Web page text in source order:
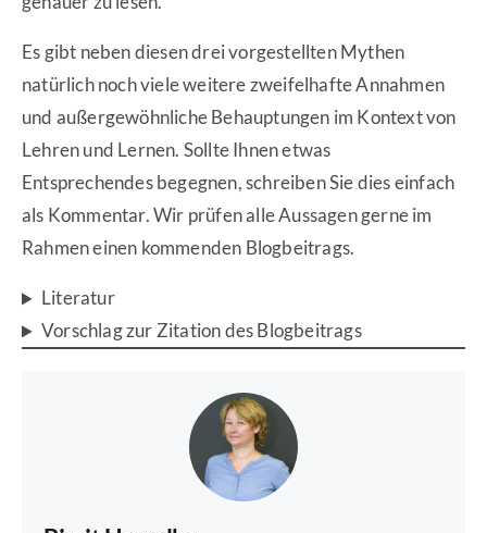
Es gibt neben diesen drei vorgestellten Mythen
natürlich noch viele weitere zweifelhafte Annahmen
und außergewöhnliche Behauptungen im Kontext von
Lehren und Lernen. Sollte Ihnen etwas
Entsprechendes begegnen, schreiben Sie dies einfach
als Kommentar. Wir prüfen alle Aussagen gerne im
Rahmen einen kommenden Blogbeitrags.
Literatur
Vorschlag zur Zitation des Blogbeitrags